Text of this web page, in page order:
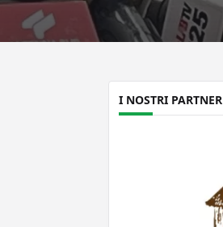
I NOSTRI PARTNER